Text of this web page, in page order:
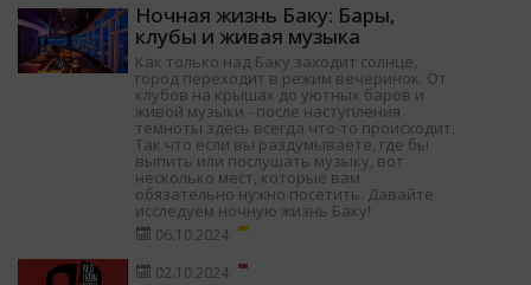
Ночная жизнь Баку: Бары,
клубы и живая музыка
Как только над Баку заходит солнце,
город переходит в режим вечеринок. От
клубов на крышах до уютных баров и
живой музыки - после наступления
темноты здесь всегда что-то происходит.
Так что если вы раздумываете, где бы
выпить или послушать музыку, вот
несколько мест, которые вам
обязательно нужно посетить. Давайте
исследуем ночную жизнь Баку!
06.10.2024
02.10.2024